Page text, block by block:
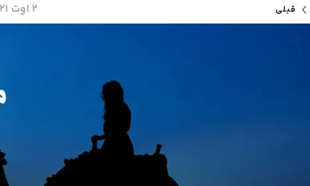
قبلی ۲ اوت ۲۰۲۱